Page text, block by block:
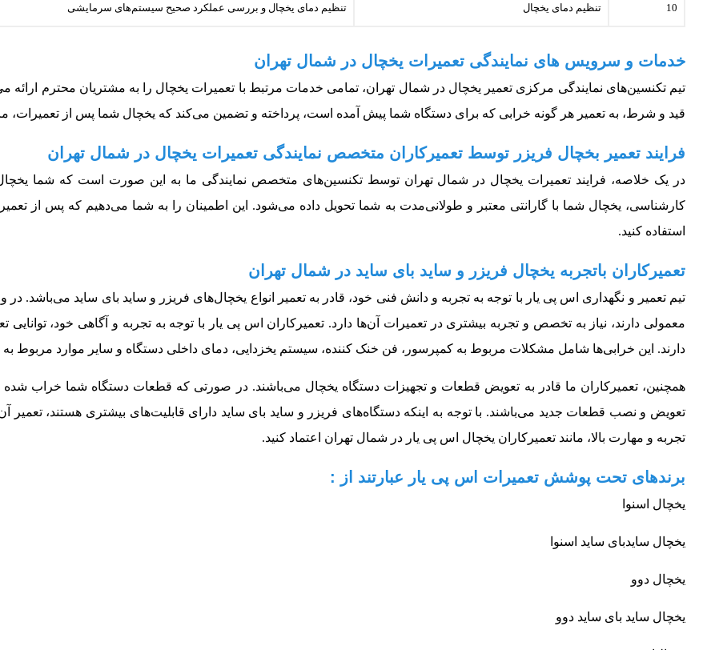
10 تنظیم دمای یخچال تنظیم دمای یخچال و بررسی عملکرد صحیح سیستم‌های سرمایشی
خدمات و سرویس های نمایندگی تعمیرات یخچال در شمال تهران
تیم تکنسین‌های نمایندگی مرکزی تعمیر یخچال در شمال تهران، تمامی خدمات مرتبط با تعمیرات یخچال را به مشتریان محترم ارائه
قید و شرط، به تعمیر هر گونه خرابی که برای دستگاه شما پیش آمده است، پرداخته و تضمین می‌کند که یخچال شما پس از تعمیرات،
فرایند تعمیر بخچال فریزر توسط تعمیرکاران متخصص نمایندگی تعمیرات یخچال در شمال تهران
در یک خلاصه، فرایند تعمیرات یخچال در شمال تهران توسط تکنسین‌های متخصص نمایندگی ما به این صورت است که شما
کارشناسی، یخچال شما با گارانتی معتبر و طولانی‌مدت به شما تحویل داده می‌شود. این اطمینان را به شما می‌دهیم که پس از
استفاده کنید.
تعمیرکاران باتجربه یخچال فریزر و ساید بای ساید در شمال تهران
تیم تعمیر و نگهداری اس پی یار با توجه به تجربه و دانش فنی خود، قادر به تعمیر انواع یخچال‌های فریزر و ساید بای ساید می‌باشد.
معمولی دارند، نیاز به تخصص و تجربه بیشتری در تعمیرات آن‌ها دارد. تعمیرکاران اس پی یار با توجه به تجربه و آگاهی خود، توانایی
دارند. این خرابی‌ها شامل مشکلات مربوط به کمپرسور، فن خنک کننده، سیستم یخزدایی، دمای داخلی دستگاه و سایر موارد مربوط
همچنین، تعمیرکاران ما قادر به تعویض قطعات و تجهیزات دستگاه یخچال می‌باشند. در صورتی که قطعات دستگاه شما خراب شده
تعویض و نصب قطعات جدید می‌باشند. با توجه به اینکه دستگاه‌های فریزر و ساید بای ساید دارای قابلیت‌های بیشتری هستند، تعمیر
تجربه و مهارت بالا، مانند تعمیرکاران یخچال اس پی یار در شمال تهران اعتماد کنید.
برندهای تحت پوشش تعمیرات اس پی یار عبارتند از :
یخچال اسنوا
یخچال سایدبای ساید اسنوا
یخچال دوو
یخچال ساید بای ساید دوو